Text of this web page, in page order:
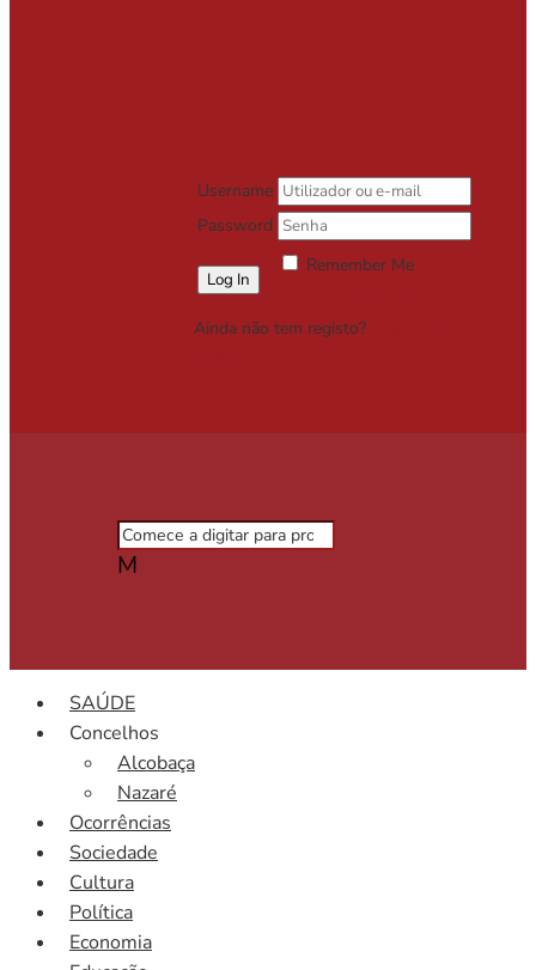
Username
Password
Remember Me
Ainda não tem registo?
M
SAÚDE
Concelhos
Alcobaça
Nazaré
Ocorrências
Sociedade
Cultura
Política
Economia